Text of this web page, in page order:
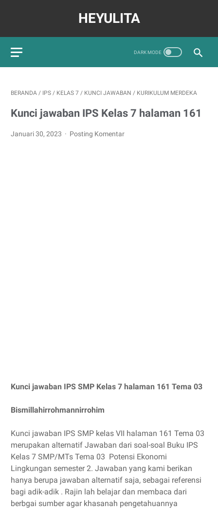
HEYULITA
BERANDA / IPS / KELAS 7 / KUNCI JAWABAN / KURIKULUM MERDEKA
Kunci jawaban IPS Kelas 7 halaman 161
Januari 30, 2023 Posting Komentar
Kunci jawaban IPS SMP Kelas 7 halaman 161 Tema 03
Bismillahirrohmannirrohim
Kunci jawaban IPS SMP kelas VII halaman 161 Tema 03
merupakan alternatif Jawaban dari soal-soal Buku IPS
Kelas 7 SMP/MTs Tema 03 Potensi Ekonomi
Lingkungan semester 2. Jawaban yang kami berikan
hanya berupa jawaban alternatif saja, sebagai referensi
bagi adik-adik . Rajin lah belajar dan membaca dari
berbgai sumber agar khasanah pengetahuannya